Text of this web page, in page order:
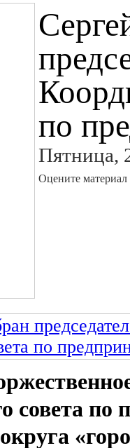
по
Пятница,
Оцените материал
совета по